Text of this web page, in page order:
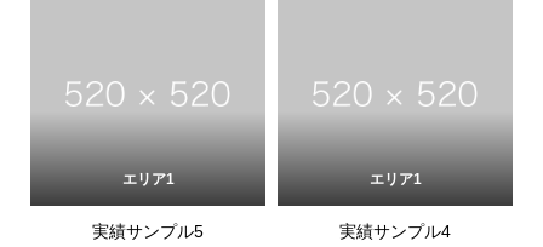
エリア1
実績サンプル5
エリア1
実績サンプル4